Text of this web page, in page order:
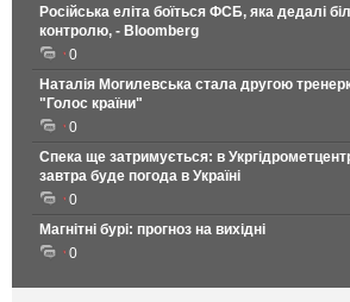
Російська еліта боїться ФСБ, яка дедалі
контролю, - Bloomberg
0
Наталія Могилевська стала другою
"Голос країни"
0
Спека ще затримується: в
завтра буде погода в Україні
0
Магнітні бурі: прогноз на вихідні
0